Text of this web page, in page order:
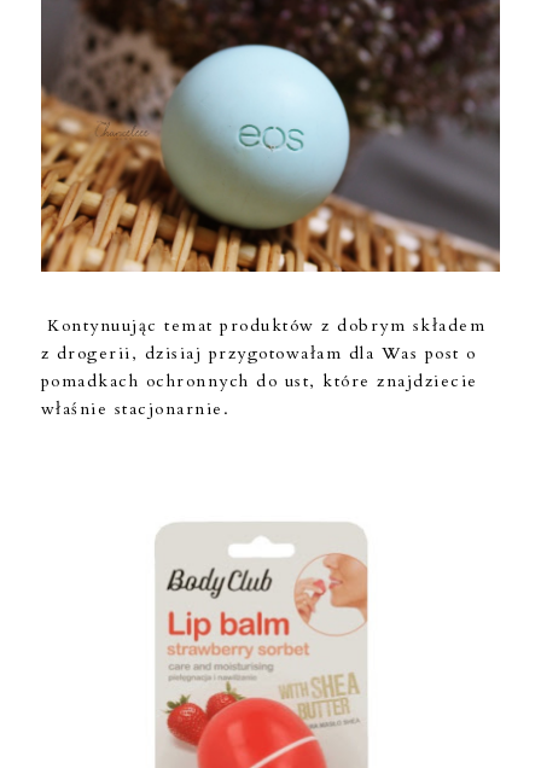
Kontynuując temat produktów z dobrym składem
z drogerii, dzisiaj przygotowałam dla Was post o
pomadkach ochronnych do ust, które znajdziecie
właśnie stacjonarnie.